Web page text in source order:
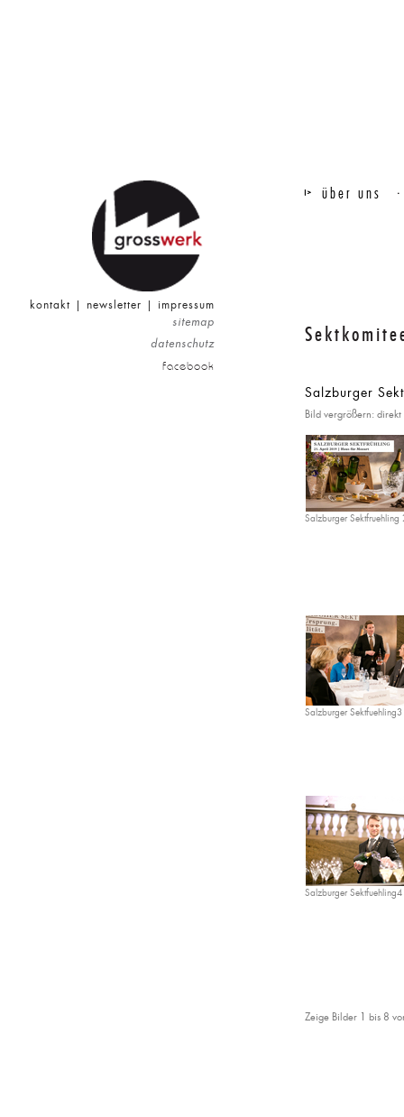
kontakt | newsletter | impressum
sitemap
datenschutz
facebook
über uns
Salzburger
Bild vergrößern:
Salzburger Sektfruehling
Salzburger Sektfuehling3
Salzburger Sektfuehling4
Zeige Bilder 1 bis 8